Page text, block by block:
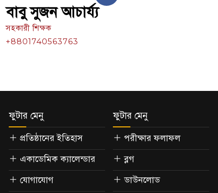
বাবু সুজন আচার্য্য
সহকারী শিক্ষক
+8801740563763
ফুটার মেনু
প্রতিষ্ঠানের ইতিহাস
একাডেমিক ক্যালেন্ডার
যোগাযোগ
ফুটার মেনু
পরীক্ষার ফলাফল
ব্লগ
ডাউনলোড